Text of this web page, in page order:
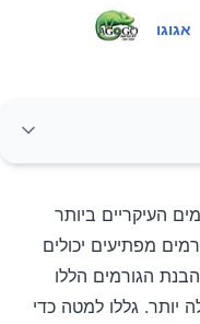
אגוגו
העיקריים ביותר
מפתיעים יכולים
הגורמים הללו
יותר. גללו למטה כדי